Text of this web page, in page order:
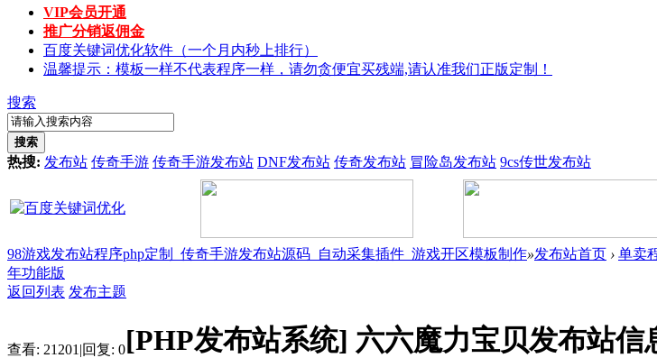
VIP会员开通
推广分销返佣金
百度关键词优化软件（一个月内秒上排行）
温馨提示：模板一样不代表程序一样，请勿贪便宜买残端,请认准我们正版定制！
搜索
搜索
热搜: 发布站 传奇手游 传奇手游发布站 DNF发布站 传奇发布站 冒险岛发布站 9cs传世发布站
98游戏发布站程序php定制_传奇手游发布站源码_自动采集插件_游戏开区模板制作»发布站首页 › 单卖
年功能版
返回列表 发布主题
查看: 21201 |回复: 0[PHP发布站系统] 六六魔力宝贝发布站信